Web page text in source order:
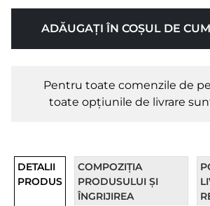
ADĂUGAȚI ÎN COȘUL DE
Pentru toate comenzile de
toate opțiunile de livrare
DETALII
PRODUS
COMPOZIȚIA
PRODUSULUI ȘI
ÎNGRIJIREA